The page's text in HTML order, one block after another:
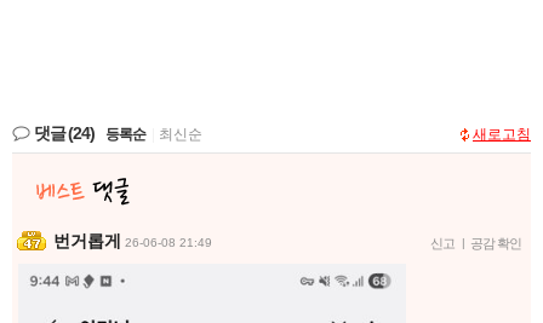
댓글(24) 등록순 최신순 새로고침
번거롭게 26-06-08 21:49 신고 | 공감 확인